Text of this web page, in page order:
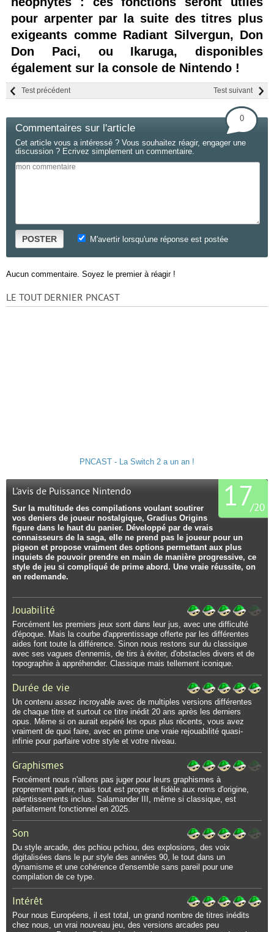
pour arpenter par la suite des titres plus
exigeants comme Radiant Silvergun, Don
Don Paci, ou Ikaruga, disponibles
également sur la console de Nintendo !
Test suivant
Test précédent
Commentaires sur l'article
0
Cet article vous a intéressé ? Vous souhaitez réagir, engager une
discussion ? Ecrivez simplement un commentaire.
POSTER M'avertir lorsqu'une réponse est postée
Aucun commentaire. Soyez le premier à réagir !
LE TOUT DERNIER PNCAST
PNCAST - La Switch 2 a un an !
17
/20
L'avis de Puissance Nintendo
Sur la multitude des compilations voulant soutirer
vos deniers de joueur nostalgique, Gradius Origins
figure dans le haut du panier. Développé par de vrais
connaisseurs de la saga, elle ne prend pas le joueur pour un
pigeon et propose vraiment des options permettant aux plus
inquiets de pouvoir prendre en main de manière progressive, ce
style de jeu si compliqué de prime abord. Une vraie réussite, on
en redemande.
Jouabilité
Forcément les premiers jeux sont dans leur jus, avec une difficulté
d'époque. Mais la courbe d'apprentissage offerte par les différentes
aides font toute la différence. Sinon nous restons sur du classique
avec ses vagues d'ennemis, de tirs à éviter, d'obstacles divers et de
topographie à appréhender. Classique mais tellement iconique.
Durée de vie
Un contenu assez incroyable avec de multiples versions différentes
de chaque titre et surtout ce titre inédit 20 ans après les derniers
opus. Même si on aurait espéré les opus plus récents, vous avez
vraiment de quoi faire, avec en prime une vraie rejouabilité quasi-
infinie pour parfaire votre style et votre niveau.
Graphismes
Forcément nous n'allons pas juger pour leurs graphismes à
proprement parler, mais tout est propre et fidèle aux roms d'origine,
ralentissements inclus. Salamander III, même si classique, est
parfaitement fonctionnel en 2025.
Son
Du style arcade, des pchiou pchiou, des explosions, des voix
digitalisées dans le pur style des années 90, le tout dans un
dynamisme et une cohérence d'ensemble sans pareil pour une
compilation de ce type.
Intérêt
Pour nous Européens, il est total, un grand nombre de titres inédits
chez nous, un vrai nouveau jeu, des versions arcades peu